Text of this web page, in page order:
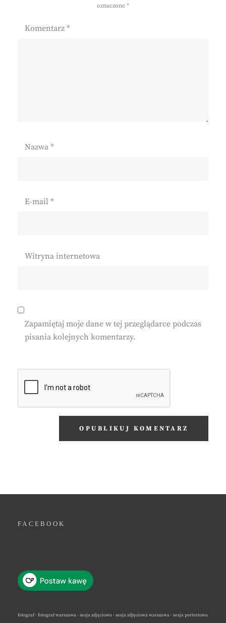
oznaczone *
Komentarz *
Nazwa *
E-mail *
Witryna internetowa
Zapamiętaj moje dane w tej przeglądarce podczas
pisania kolejnych komentarzy.
FACEBOOK
fotograf · fotograf warszawa · sesja zdjęciowa · sesja zdjęciowa warszawa · sesja portretowa